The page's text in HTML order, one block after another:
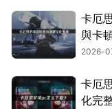
卡厄
與卡
2026-
卡厄
化完